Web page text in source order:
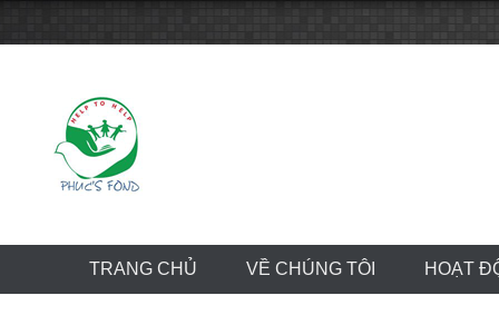
TRANG CHỦ VỀ CHÚNG TÔI HOẠT